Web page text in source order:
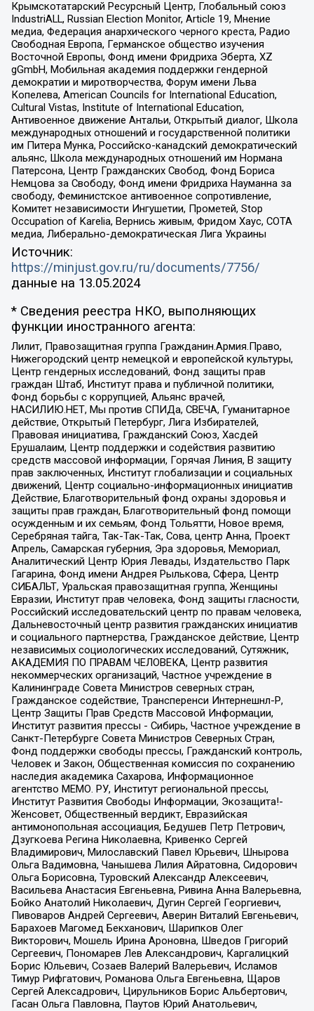
Крымскотатарский Ресурсный Центр, Глобальный союз
IndustriALL, Russian Election Monitor, Article 19, Мнение
медиа, Федерация анархического черного креста, Радио
Свободная Европа, Германское общество изучения
Восточной Европы, Фонд имени Фридриха Эберта, XZ
gGmbH, Мобильная академия поддержки гендерной
демократии и миротворчества, Форум имени Льва
Копелева, American Councils for International Education,
Cultural Vistas, Institute of International Education,
Антивоенное движение Антальи, Открытый диалог, Школа
международных отношений и государственной политики
им Питера Мунка, Российско-канадский демократический
альянс, Школа международных отношений им Нормана
Патерсона, Центр Гражданских Свобод, Фонд Бориса
Немцова за Свободу, Фонд имени Фридриха Науманна за
свободу, Феминистское антивоенное сопротивление,
Комитет независимости Ингушетии, Прометей, Stop
Occupation of Karelia, Вернись живым, Фридом Хаус, СОТА
медиа, Либерально-демократическая Лига Украины
Источник:
https://minjust.gov.ru/ru/documents/7756/
данные на 13.05.2024
* Сведения реестра НКО, выполняющих
функции иностранного агента:
Лилит, Правозащитная группа Гражданин.Армия.Право,
Нижегородский центр немецкой и европейской культуры,
Центр гендерных исследований, Фонд защиты прав
граждан Штаб, Институт права и публичной политики,
Фонд борьбы с коррупцией, Альянс врачей,
НАСИЛИЮ.НЕТ, Мы против СПИДа, СВЕЧА, Гуманитарное
действие, Открытый Петербург, Лига Избирателей,
Правовая инициатива, Гражданский Союз, Хасдей
Ерушалаим, Центр поддержки и содействия развитию
средств массовой информации, Горячая Линия, В защиту
прав заключенных, Институт глобализации и социальных
движений, Центр социально-информационных инициатив
Действие, Благотворительный фонд охраны здоровья и
защиты прав граждан, Благотворительный фонд помощи
осужденным и их семьям, Фонд Тольятти, Новое время,
Серебряная тайга, Так-Так-Так, Сова, центр Анна, Проект
Апрель, Самарская губерния, Эра здоровья, Мемориал,
Аналитический Центр Юрия Левады, Издательство Парк
Гагарина, Фонд имени Андрея Рылькова, Сфера, Центр
СИБАЛЬТ, Уральская правозащитная группа, Женщины
Евразии, Институт прав человека, Фонд защиты гласности,
Российский исследовательский центр по правам человека,
Дальневосточный центр развития гражданских инициатив
и социального партнерства, Гражданское действие, Центр
независимых социологических исследований, Сутяжник,
АКАДЕМИЯ ПО ПРАВАМ ЧЕЛОВЕКА, Центр развития
некоммерческих организаций, Частное учреждение в
Калининграде Совета Министров северных стран,
Гражданское содействие, Трансперенси Интернешнл-Р,
Центр Защиты Прав Средств Массовой Информации,
Институт развития прессы - Сибирь, Частное учреждение в
Санкт-Петербурге Совета Министров Северных Стран,
Фонд поддержки свободы прессы, Гражданский контроль,
Человек и Закон, Общественная комиссия по сохранению
наследия академика Сахарова, Информационное
агентство МЕМО. РУ, Институт региональной прессы,
Институт Развития Свободы Информации, Экозащита!-
Женсовет, Общественный вердикт, Евразийская
антимонопольная ассоциация, Бедушев Петр Петрович,
Дзугкоева Регина Николаевна, Кривенко Сергей
Владимирович, Милославский Павел Юрьевич, Шнырова
Ольга Вадимовна, Чанышева Лилия Айратовна, Сидорович
Ольга Борисовна, Туровский Александр Алексеевич,
Васильева Анастасия Евгеньевна, Ривина Анна Валерьевна,
Бойко Анатолий Николаевич, Дугин Сергей Георгиевич,
Пивоваров Андрей Сергеевич, Аверин Виталий Евгеньевич,
Барахоев Магомед Бекханович, Шарипков Олег
Викторович, Мошель Ирина Ароновна, Шведов Григорий
Сергеевич, Пономарев Лев Александрович, Каргалицкий
Борис Юльевич, Созаев Валерий Валерьевич, Исламов
Тимур Рифгатович, Романова Ольга Евгеньевна, Щаров
Сергей Алексадрович, Цирульников Борис Альбертович,
Гасан Ольга Павловна, Паутов Юрий Анатольевич,